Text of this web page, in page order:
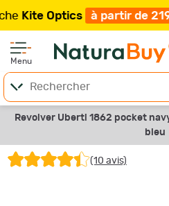
Optics à partir de 219€ /
Menu
Revolver Uberti 1862 pocket
bleu
(10 avis)